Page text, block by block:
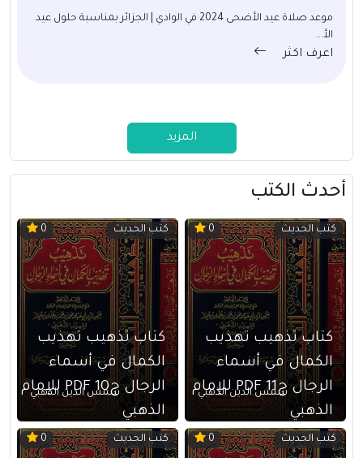
موعد صلاة عيد الأضحى 2024 في الوادي | الجزائر بمناسبة حلول عيد
الأ...
اعرف اكثر
المزيد
أحدث الكتب
كتب الحديث 0
كتاب تذهيب تهذيب
الكمال في أسماء
الرجال ج11 PDF للإمام
الذهبي
شمس الدين الذهبي
كتب الحديث 0
كتاب تذهيب تهذيب
الكمال في أسماء
الرجال ج10 PDF للإمام
الذهبي
شمس الدين الذهبي
كتب الحديث 0 كتب الحديث 0